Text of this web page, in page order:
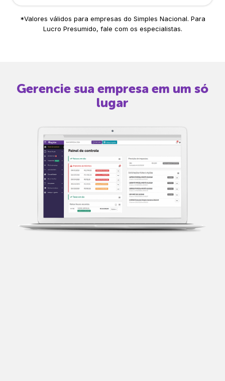
*Valores válidos para empresas do Simples Nacional. Para
Lucro Presumido, fale com os especialistas.
Gerencie sua empresa em um só
lugar